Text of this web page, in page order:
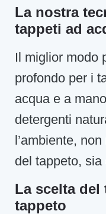
La nostra
tappeti ad
Il miglior modo
profondo per i
acqua e a
detergenti
l’ambiente,
del tappeto,
La scelta
tappeto